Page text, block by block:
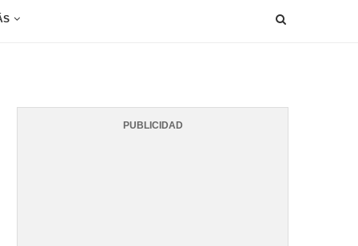
PUBLICIDAD